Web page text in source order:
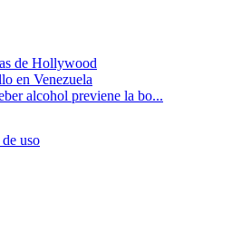
de Hollywood
en Venezuela
alcohol previene la bo...
uso